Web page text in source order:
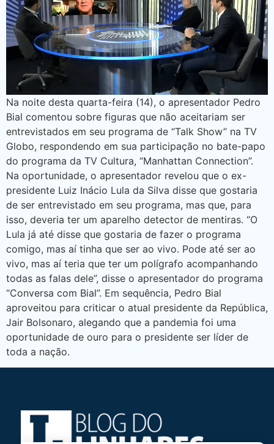
Na noite desta quarta-feira (14), o apresentador Pedro
Bial comentou sobre figuras que não aceitariam ser
entrevistados em seu programa de “Talk Show” na TV
Globo, respondendo em sua participação no bate-papo
do programa da TV Cultura, “Manhattan Connection”.
Na oportunidade, o apresentador revelou que o ex-
presidente Luiz Inácio Lula da Silva disse que gostaria
de ser entrevistado em seu programa, mas que, para
isso, deveria ter um aparelho detector de mentiras. “O
Lula já até disse que gostaria de fazer o programa
comigo, mas aí tinha que ser ao vivo. Pode até ser ao
vivo, mas aí teria que ter um polígrafo acompanhando
todas as falas dele”, disse o apresentador do programa
“Conversa com Bial”. Em sequência, Pedro Bial
aproveitou para criticar o atual presidente da República,
Jair Bolsonaro, alegando que a pandemia foi uma
oportunidade de ouro para o presidente ser líder de
toda a nação.